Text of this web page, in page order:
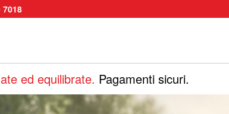
7018
ed equilibrate. Pagamenti sicuri.